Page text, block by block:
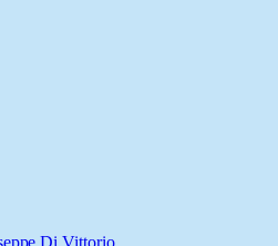
Di Vittorio